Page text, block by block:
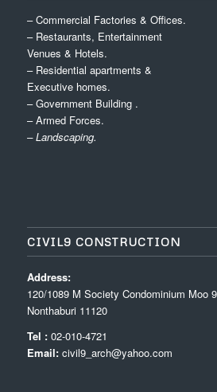
– Commercial Factories & Offices.
– Restaurants, Entertainment
Venues & Hotels.
– Residential apartments &
Executive homes.
– Government Building .
– Armed Forces.
– Landscaping.
CIVIL9 CONSTRUCTION
Address:
120/1089 M Society Condominium Moo
Nonthaburi 11120
Tel :02-010-4721
Email: civil9_arch@yahoo.com